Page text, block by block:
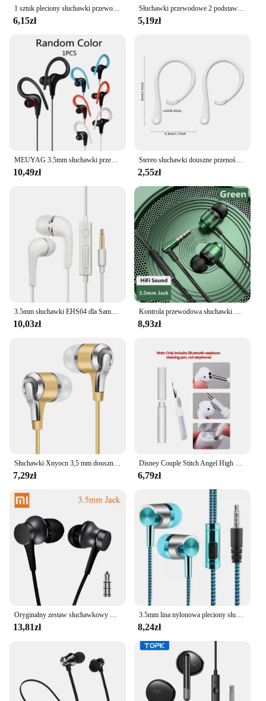
1 sztuk pleciony słuchawki przewodowe Subwoofer słuchawki douszne słuchawki do telefonów MP3 MP4 3.5mm 5 kolorów
6,15zł
Słuchawki przewodowe 2 podstawowe pudełko 3,5 mm douszne słuchawki stereo słuchawki mobilne plecione okablowanie słuchawki douszne uniwersalne słuchawki
5,19zł
MEUYAG 3.5mm słuchawki przewodowe słuchawki douszne słuchawki stereofoniczne muzyka Sport rozrywka zestaw słuchawkowy dla Xiaomi Huawei Mobile Smart phone
10,49zł
Stereo słuchawki douszne przenośna słuchawka 3.5mm o wysokiej rozdzielczości głęboki bas słuchawki do muzyki redukcji szumów
2,55zł
10,03zł 8,93zł
7,29zł 6,79zł
13,81zł 8,24zł